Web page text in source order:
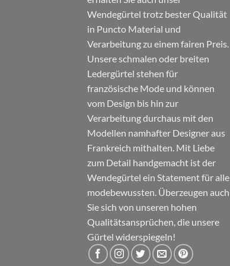
Wendegürtel trotz bester Qualität
in Puncto Material und
Verarbeitung zu einem fairen Preis.
Unsere schmalen oder breiten
Ledergürtel stehen für
französische Mode und können
vom Design bis hin zur
Verarbeitung durchaus mit den
Modellen namhafter Designer aus
Frankreich mithalten. Mit Liebe
zum Detail handgemacht ist der
Wendegürtel ein Statement für alle
modebewussten. Überzeugen auch
Sie sich von unseren hohen
Qualitätsansprüchen, die unsere
Gürtel widerspiegeln!